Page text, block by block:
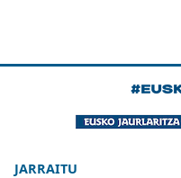
JARRAITU